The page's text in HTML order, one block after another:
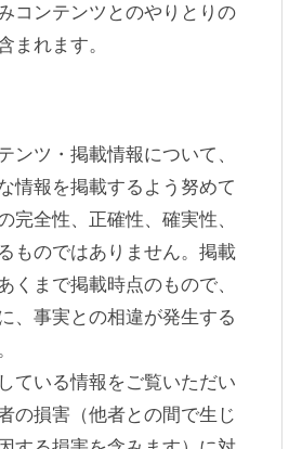
コンテンツとのやりとりの
まれます。
ンツ・掲載情報について、
情報を掲載するよう努めて
完全性、正確性、確実性、
ものではありません。掲載
くまで掲載時点のもので、
、事実との相違が発生する
ている情報をご覧いただい
の損害（他者との間で生じ